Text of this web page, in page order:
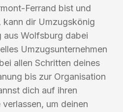
Ferrand bist und
kann dir Umzugskönig
aus Wolfsburg dabei
Umzugsunternehmen
allen Schritten deines
bis zur Organisation
dich auf ihren
um deinen